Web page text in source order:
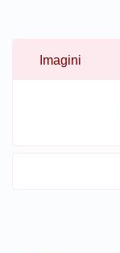
Imagini